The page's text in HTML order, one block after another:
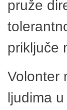
pruže
priključe
Volonter
ljudima